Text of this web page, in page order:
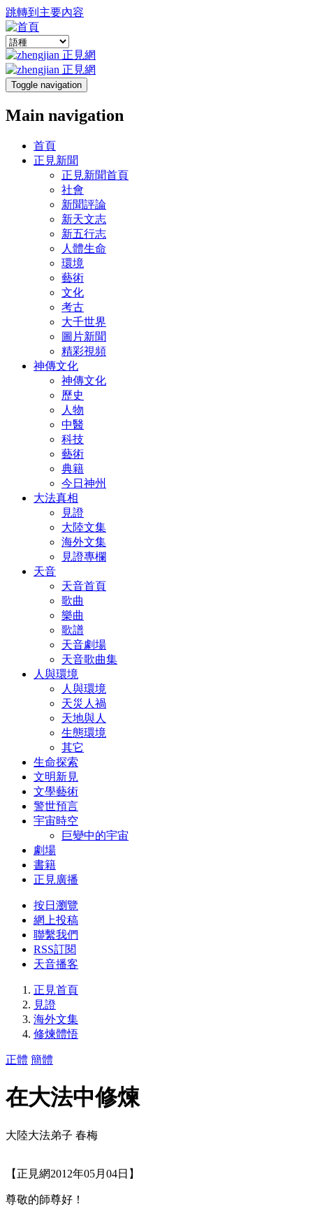
跳轉到主要內容
Toggle navigation
Main navigation
首頁
正見新聞
正見新聞首頁
社會
新聞評論
新天文志
新五行志
人體生命
環境
藝術
文化
考古
大千世界
圖片新聞
精彩視頻
神傳文化
神傳文化
歷史
人物
中醫
科技
藝術
典籍
今日神州
大法真相
見證
大陸文集
海外文集
見證專欄
天音
天音首頁
歌曲
樂曲
歌譜
天音劇場
天音歌曲集
人與環境
人與環境
天災人禍
天地與人
生態環境
其它
生命探索
文明新見
文學藝術
警世預言
宇宙時空
巨變中的宇宙
劇場
書籍
正見廣播
按日瀏覽
網上投稿
聯繫我們
RSS訂閱
天音播客
正見首頁
見證
海外文集
修煉體悟
正體 簡體
在大法中修煉
大陸大法弟子 春梅
【正見網2012年05月04日】
尊敬的師尊好！